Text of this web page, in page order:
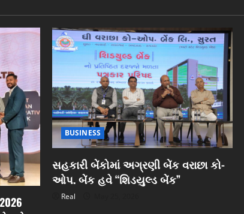
BUSINESS
સહકારી બેંકોમાં અગ્રણી બેંક વરાછા કો-
ઓપ. બેંક હવે “શિડયુલ્ડ બેંક”
Real